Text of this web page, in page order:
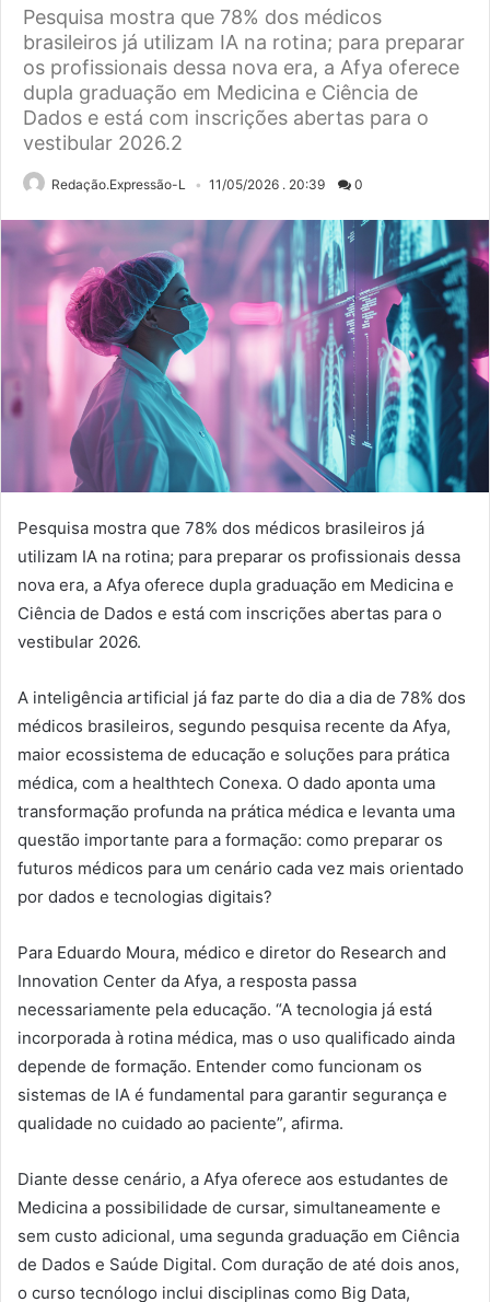
Pesquisa mostra que 78% dos médicos
brasileiros já utilizam IA na rotina; para preparar
os profissionais dessa nova era, a Afya oferece
dupla graduação em Medicina e Ciência de
Dados e está com inscrições abertas para o
vestibular 2026.2
Redação.Expressão-L 11/05/2026 . 20:39 0
Pesquisa mostra que 78% dos médicos brasileiros já
utilizam IA na rotina; para preparar os profissionais dessa
nova era, a Afya oferece dupla graduação em Medicina e
Ciência de Dados e está com inscrições abertas para o
vestibular 2026.
A inteligência artificial já faz parte do dia a dia de 78% dos
médicos brasileiros, segundo pesquisa recente da Afya,
maior ecossistema de educação e soluções para prática
médica, com a healthtech Conexa. O dado aponta uma
transformação profunda na prática médica e levanta uma
questão importante para a formação: como preparar os
futuros médicos para um cenário cada vez mais orientado
por dados e tecnologias digitais?
Para Eduardo Moura, médico e diretor do Research and
Innovation Center da Afya, a resposta passa
necessariamente pela educação. “A tecnologia já está
incorporada à rotina médica, mas o uso qualificado ainda
depende de formação. Entender como funcionam os
sistemas de IA é fundamental para garantir segurança e
qualidade no cuidado ao paciente”, afirma.
Diante desse cenário, a Afya oferece aos estudantes de
Medicina a possibilidade de cursar, simultaneamente e
sem custo adicional, uma segunda graduação em Ciência
de Dados e Saúde Digital. Com duração de até dois anos,
o curso tecnólogo inclui disciplinas como Big Data,